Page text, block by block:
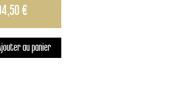
€
au panier